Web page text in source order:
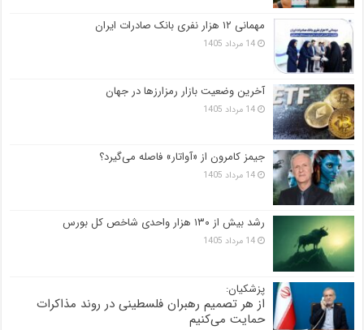
مهمانی ۱۲ هزار نفری بانک صادرات ایران
14 مرداد 1405
آخرین وضعیت بازار رمزارزها در جهان
14 مرداد 1405
جیمز کامرون از «آواتار» فاصله می‌گیرد؟
14 مرداد 1405
رشد بیش از ۱۳۰ هزار واحدی شاخص کل بورس
14 مرداد 1405
پزشکیان:
از هر تصمیم رهبران فلسطینی در روند مذاکرات
حمایت می‌کنیم